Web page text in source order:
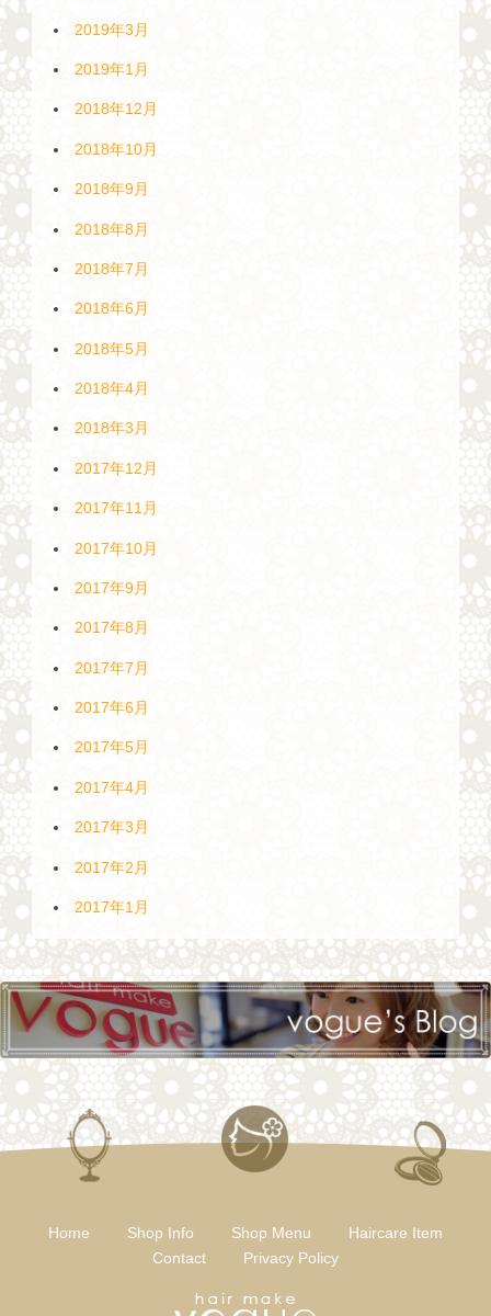
2019年3月
2019年1月
2018年12月
2018年10月
2018年9月
2018年8月
2018年7月
2018年6月
2018年5月
2018年4月
2018年3月
2017年12月
2017年11月
2017年10月
2017年9月
2017年8月
2017年7月
2017年6月
2017年5月
2017年4月
2017年3月
2017年2月
2017年1月
Home Shop Info Shop Menu
Haircare Item
Contact
Privacy Policy